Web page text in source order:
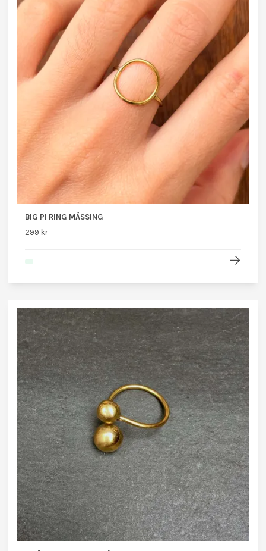
BIG PI RING MÄSSING
299 kr